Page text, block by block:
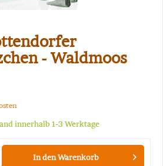
- Waldmoos
innerhalb 1-3 Werktage
In denWarenkorb